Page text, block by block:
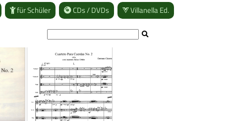
für Schüler CDs / DVDs Villanella Ed.